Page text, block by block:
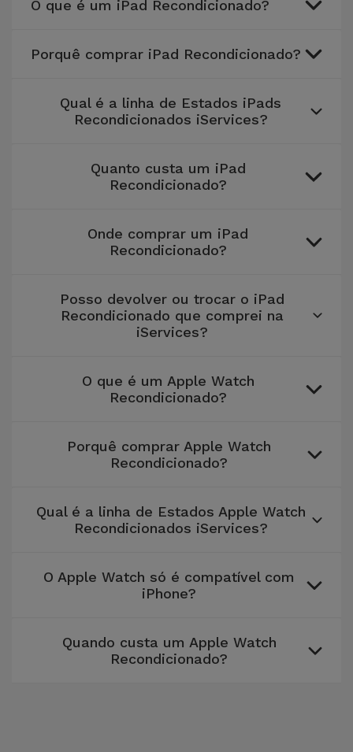
O que é um iPad Recondicionado?
Porquê comprar iPad Recondicionado?
Qual é a linha de Estados iPads
Recondicionados iServices?
Quanto custa um iPad
Recondicionado?
Onde comprar um iPad
Recondicionado?
Posso devolver ou trocar o iPad
Recondicionado que comprei na
iServices?
O que é um Apple Watch
Recondicionado?
Porquê comprar Apple Watch
Recondicionado?
Qual é a linha de Estados Apple Watch
Recondicionados iServices?
O Apple Watch só é compatível com
iPhone?
Quando custa um Apple Watch
Recondicionado?